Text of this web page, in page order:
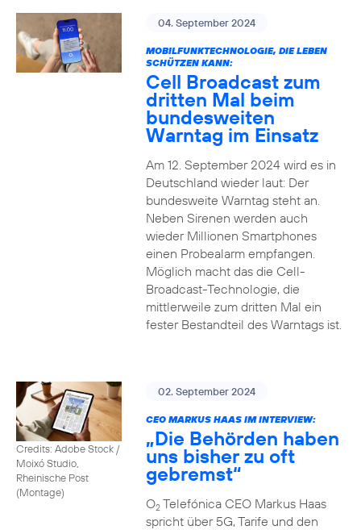
04. September 2024
MOBILFUNKTECHNOLOGIE, DIE LEBEN
SCHÜTZEN KANN:
Cell Broadcast zum
dritten Mal beim
bundesweiten
Warntag im Einsatz
Am 12. September 2024 wird es in
Deutschland wieder laut: Der
bundesweite Warntag steht an.
Neben Sirenen werden auch
wieder Millionen Smartphones
einen Probealarm empfangen.
Möglich macht das die Cell-
Broadcast-Technologie, die
mittlerweile zum dritten Mal ein
fester Bestandteil des Warntags ist.
Credits: Adobe Stock /
Moixó Studio,
Rheinische Post
(Montage)
02. September 2024
CEO MARKUS HAAS IM INTERVIEW:
„Die Behörden haben
uns bisher zu oft
gebremst“
O2Telefónica CEO Markus Haas
spricht über 5G, Tarife und den